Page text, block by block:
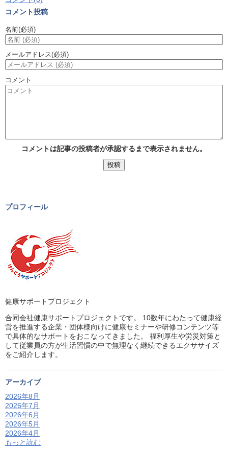
コメント投稿
名前(必須)
メールアドレス(必須)
コメント
コメントは記事の投稿者が承認するまで表示されません。
プロフィール
健康サポートプロジェクト
合同会社健康サポートプロジェクトです。 10数年にわたって健康経
営を推進する企業・団体様向けに健康セミナーや研修コンテンツ等
で具体的なサポートをおこなってきました。 福利厚生や労災対策と
して従業員の方が生活習慣の中で無理なく継続できるエクササイズ
をご紹介します。
アーカイブ
2026年8月
2026年7月
2026年6月
2026年5月
2026年4月
もっと読む